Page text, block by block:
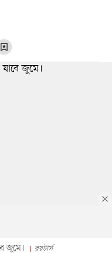
জুমে। রয়টার্স